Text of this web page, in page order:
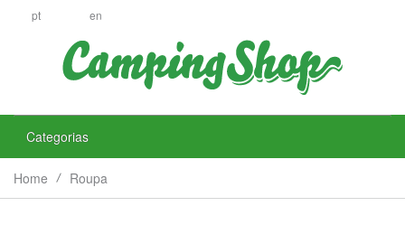
pt en
Categorias
Home Roupa